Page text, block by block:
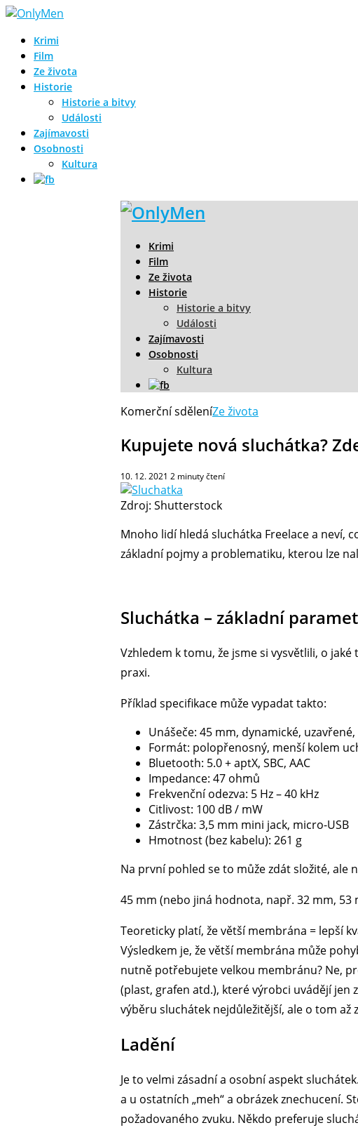
Krimi
Film
Ze života
Historie
Historie a bitvy
Události
Zajímavosti
Osobnosti
Kultura
Krimi
Film
Ze života
Historie
Historie a bitvy
Události
Zajímavosti
Osobnosti
Kultura
Komerční sděleníZe života
Kupujete nová sluchátka?
10. 12. 2021 2 minuty čtení
Zdroj: Shutterstock
Mnoho lidí hledá sluchátka Freelace a neví,
základní pojmy a problematiku, kterou lze
Sluchátka – základní
Vzhledem k tomu, že jsme si vysvětlili, o
praxi.
Příklad specifikace může vypadat takto:
Unášeče: 45 mm, dynamické, uzavřené,
Formát: polopřenosný, menší kolem
Bluetooth: 5.0 + aptX, SBC, AAC
Impedance: 47 ohmů
Frekvenční odezva: 5 Hz – 40 kHz
Citlivost: 100 dB / mW
Zástrčka: 3,5 mm mini jack, micro-USB
Hmotnost (bez kabelu): 261 g
Na první pohled se to může zdát složité, ale
45 mm (nebo jiná hodnota, např. 32 mm,
Teoreticky platí, že větší membrána = lepší
Výsledkem je, že větší membrána může
nutně potřebujete velkou membránu? Ne,
(plast, grafen atd.), které výrobci uvádějí
výběru sluchátek nejdůležitější, ale o tom až
Ladění
Je to velmi zásadní a osobní aspekt
a u ostatních „meh“ a obrázek znechucení.
požadovaného zvuku. Někdo preferuje